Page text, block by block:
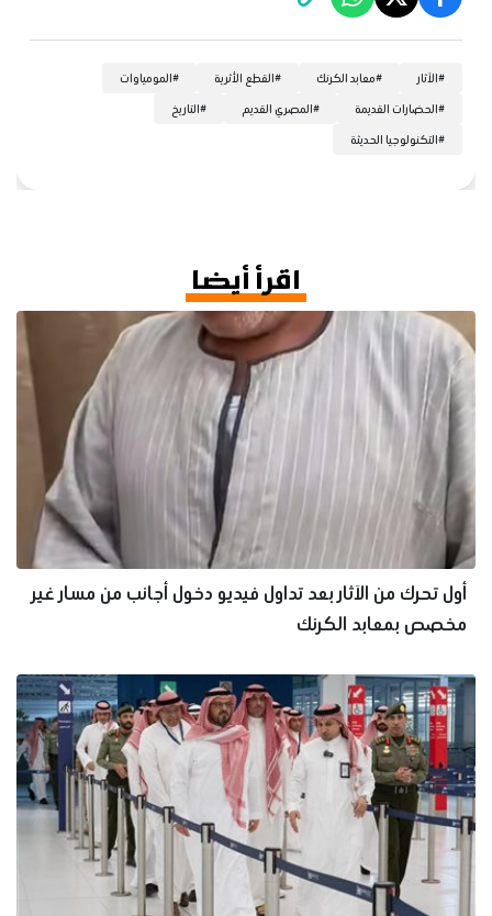
#الآثار #معابد الكرنك #القطع الأثرية #المومياوات
#الحضارات القديمة #المصري القديم #التاريخ
#التكنولوجيا الحديثة
اقرأ أيضا
أول تحرك من الآثار بعد تداول فيديو دخول أجانب من مسار غير
مخصص بمعابد الكرنك